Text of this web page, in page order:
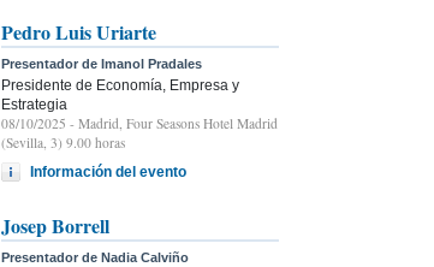
Pedro Luis Uriarte
Presentador de Imanol Pradales
Presidente de Economía, Empresa y
Estrategia
08/10/2025 - Madrid, Four Seasons Hotel Madrid
(Sevilla, 3) 9.00 horas
Información del evento
Josep Borrell
Presentador de Nadia Calviño